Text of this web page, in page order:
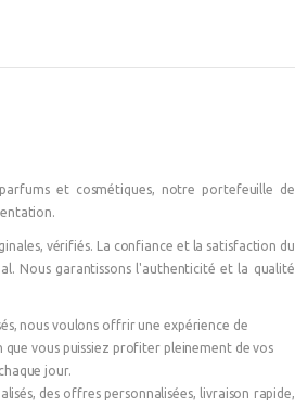
et cosmétiques, notre portefeuille de
vérifiés. La confiance et la satisfaction du
Nous garantissons l'authenticité et la qualité
nous voulons offrir une expérience de
que vous puissiez profiter pleinement de vos
jour.
des offres personnalisées, livraison rapide,